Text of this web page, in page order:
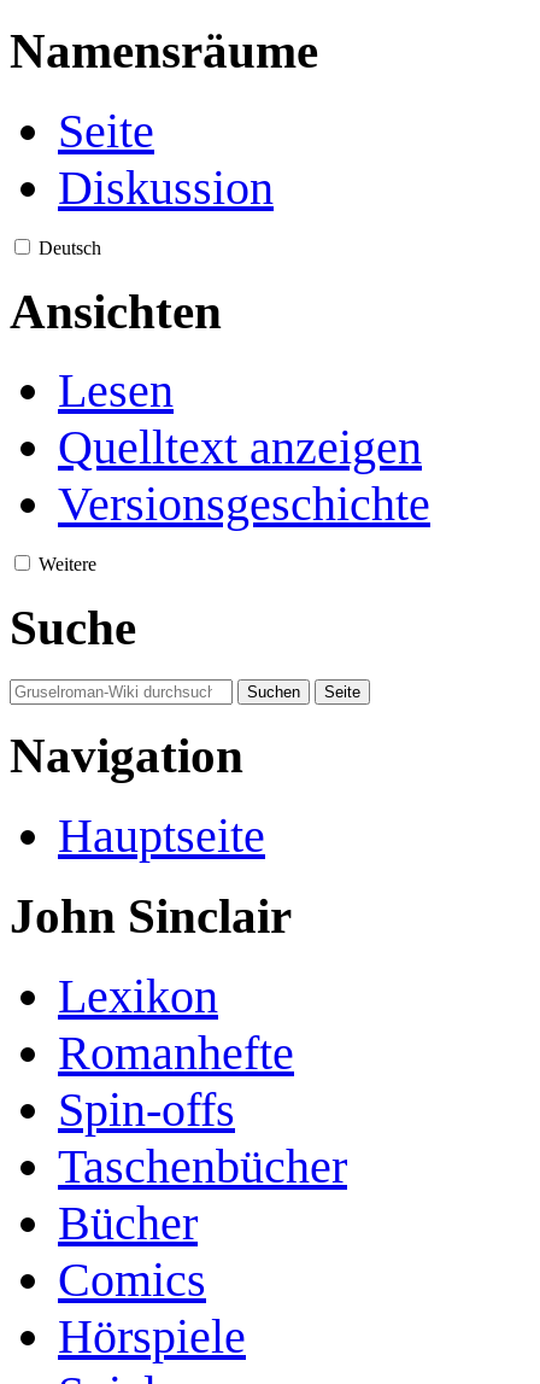
Namensräume
Seite
Diskussion
Deutsch
Ansichten
Lesen
Quelltext anzeigen
Versionsgeschichte
Weitere
Suche
Navigation
Hauptseite
John Sinclair
Lexikon
Romanhefte
Spin-offs
Taschenbücher
Bücher
Comics
Hörspiele